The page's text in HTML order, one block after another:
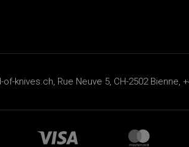
knives.ch, Rue Neuve 5, CH-2502 Bienne,